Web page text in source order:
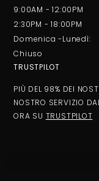
9:00AM - 12:00PM
2:30PM - 18:00PM
Domenica -Lunedì:
Chiuso
TRUSTPILOT
PIÙ DEL 98% DEI
NOSTRO SERVIZIO
ORA SU TRUSTPILOT